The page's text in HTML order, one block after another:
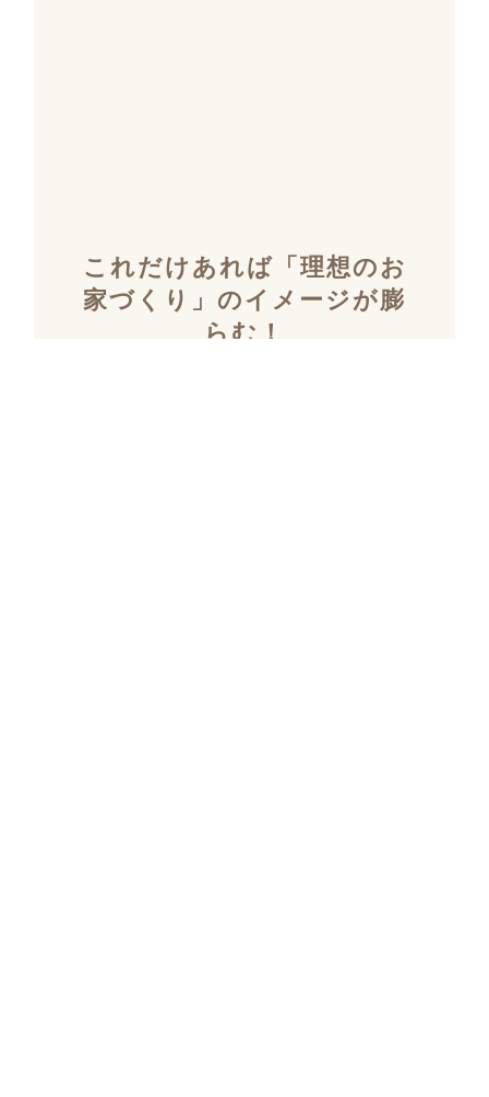
これだけあれば「理想のお
家づくり」のイメージが膨
らむ！